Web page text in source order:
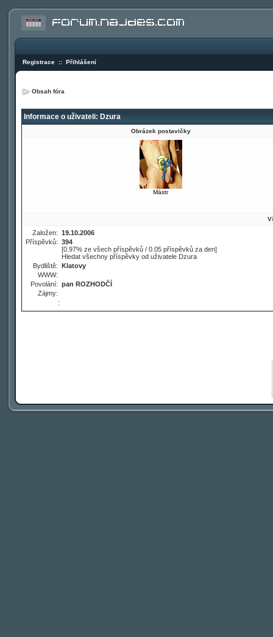
Registrace :: Přihlášení
Obsah fóra
Informace o uživateli: Dzura
Obrázek postavičky
Mástr
Založen: 19.10.2006
Příspěvků: 394
[0.97% ze všech příspěvků / 0.05 příspěvků za den]
Hledat všechny příspěvky od uživatele Dzura
Bydliště: Klatovy
WWW:
Povolání: pan ROZHODČÍ
Zájmy:
: